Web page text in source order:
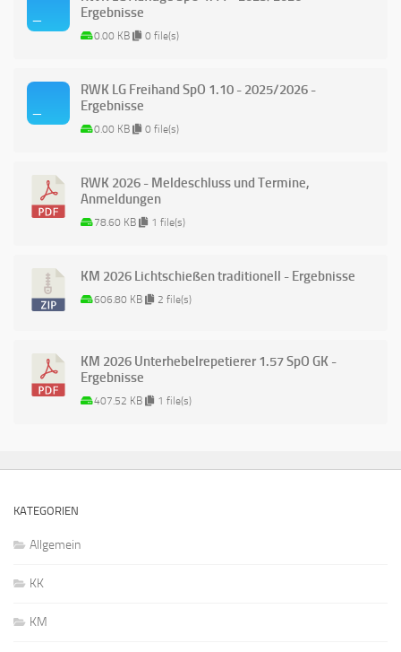
Ergebnisse
0.00 KB 0 file(s)
RWK LG Freihand SpO 1.10 - 2025/2026 -
Ergebnisse
0.00 KB 0 file(s)
RWK 2026 - Meldeschluss und Termine,
Anmeldungen
78.60 KB 1 file(s)
KM 2026 Lichtschießen traditionell - Ergebnisse
606.80 KB 2 file(s)
KM 2026 Unterhebelrepetierer 1.57 SpO GK -
Ergebnisse
407.52 KB 1 file(s)
KATEGORIEN
Allgemein
KK
KM